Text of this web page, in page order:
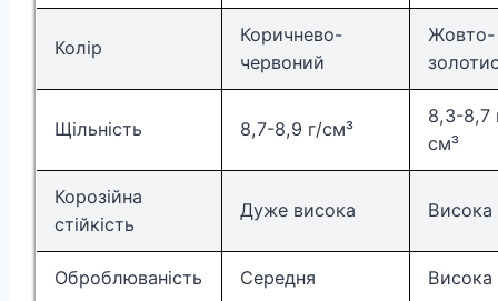
Колір
Коричнево-
червоний
Жовто-
Щільність 8,7-8,9 г/см³
8,3-8,7
см³
Корозійна
стійкість
Дуже висока Висока
Оброблюваність Середня Висока